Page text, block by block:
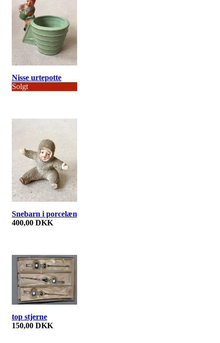
Nisse urtepotte
Solgt
Snebarn i porcelæn
400,00 DKK
top stjerne
150,00 DKK